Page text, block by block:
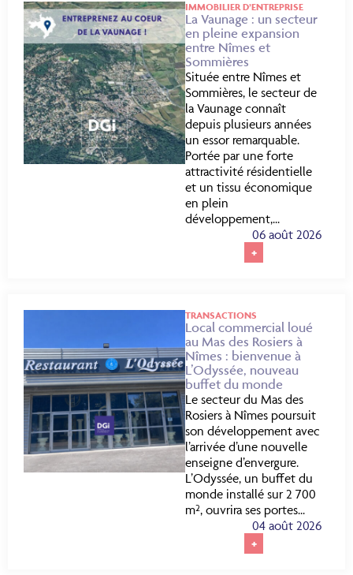
IMMOBILIER D’ENTREPRISE
La Vaunage : un secteur
en pleine expansion
entre Nîmes et
Sommières
Située entre Nîmes et
Sommières, le secteur de
la Vaunage connaît
depuis plusieurs années
un essor remarquable.
Portée par une forte
attractivité résidentielle
et un tissu économique
en plein
développement,...
06 août 2026
+
TRANSACTIONS
Local commercial loué
au Mas des Rosiers à
Nîmes : bienvenue à
L’Odyssée, nouveau
buffet du monde
Le secteur du Mas des
Rosiers à Nîmes poursuit
son développement avec
l’arrivée d’une nouvelle
enseigne d’envergure.
L’Odyssée, un buffet du
monde installé sur 2 700
m², ouvrira ses portes...
04 août 2026
+